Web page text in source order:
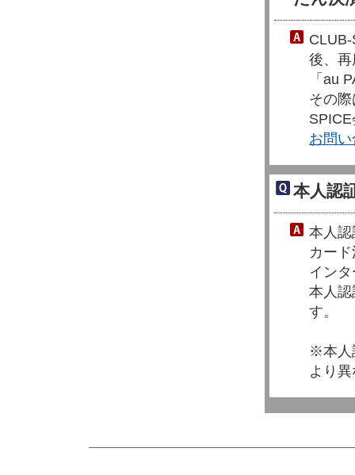
後、
「au
その
お問
本人認
本人
カー
イン
本人
す。
※本人
より